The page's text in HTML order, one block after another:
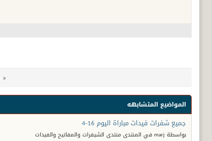
«
المواضيع المتشابهه
جميع شفرات فيدات مباراة اليوم 16-4
بواسطة marj في المنتدى منتدى الشيفرات والمفاتيح والفيدات